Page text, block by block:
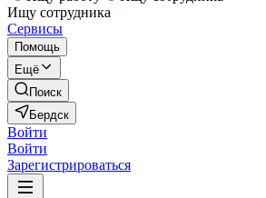
Ищу сотрудника
Сервисы
Помощь
Ещё
Поиск
Бердск
Войти
Войти
Зарегистрироваться